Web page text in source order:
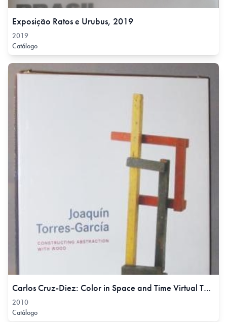
Exposição Ratos e Urubus, 2019
2019
Catálogo
Carlos Cruz-Diez: Color in Space and Time Virtual Tour, 2010
2010
Catálogo